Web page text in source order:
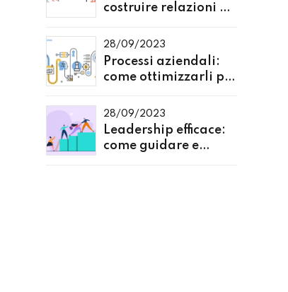
costruire relazioni di
degli affari
28/09/2023
Processi aziendali:
come ottimizzarli per
l'efficienza
28/09/2023
Leadership efficace:
come guidare e